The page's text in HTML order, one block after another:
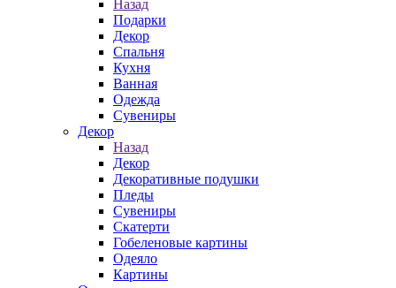
Назад
Подарки
Декор
Спальня
Кухня
Ванная
Одежда
Сувениры
Декор
Назад
Декор
Декоративные подушки
Пледы
Сувениры
Скатерти
Гобеленовые картины
Одеяло
Картины